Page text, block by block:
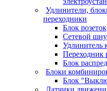
Удлинители,
переходники
Блок
Сетевой
Удлинитель
Переходник
Блок
Блоки
Блок
Датчики